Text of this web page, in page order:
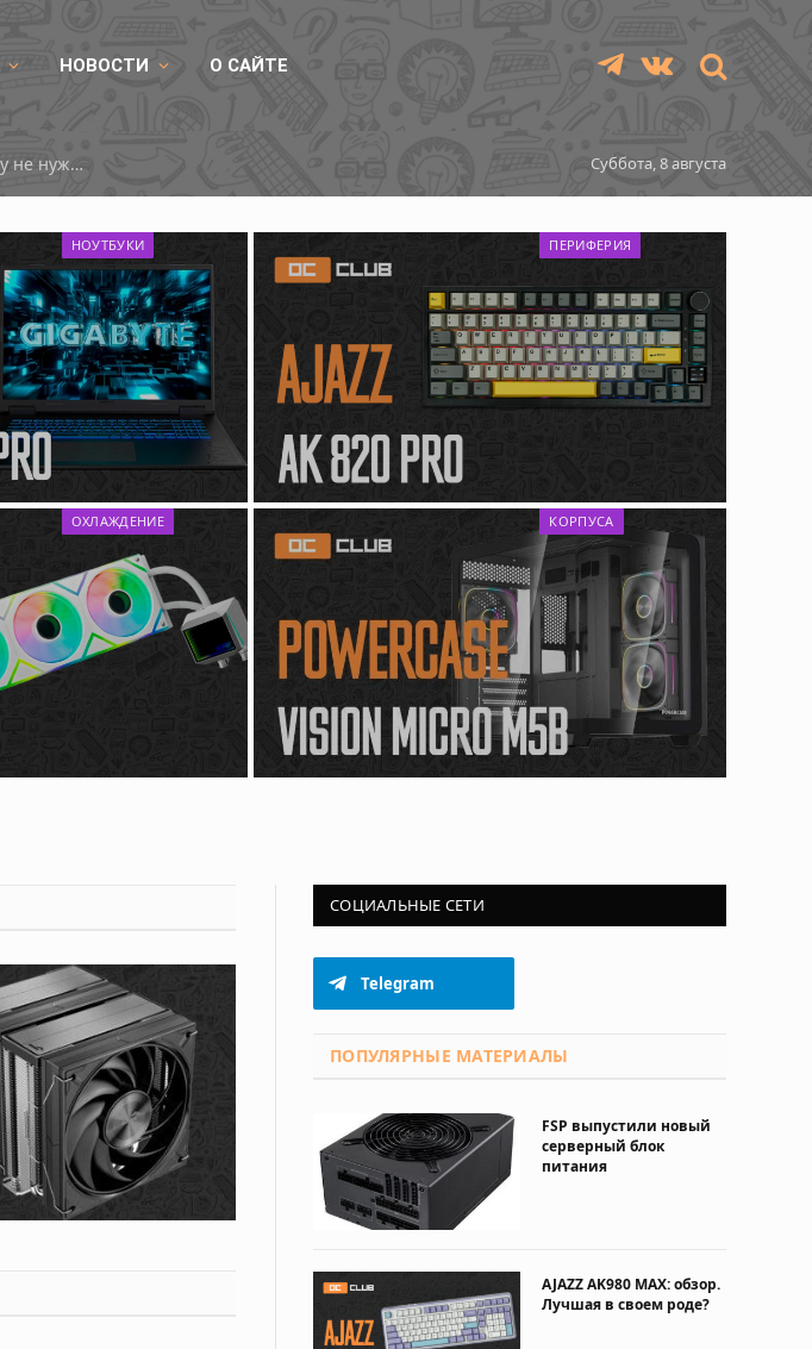
НОВОСТИ О САЙТЕ TelegramVKontakte
Суббота, 8 августа
НОУТБУКИ ПЕРИФЕРИЯ
ОХЛАЖДЕНИЕ КОРПУСА
СОЦИАЛЬНЫЕ СЕТИ
Telegram
ПОПУЛЯРНЫЕ МАТЕРИАЛЫ
FSP выпустили новый
серверный блок
питания
AJAZZ AK980 MAX: обзор.
Лучшая в своем роде?